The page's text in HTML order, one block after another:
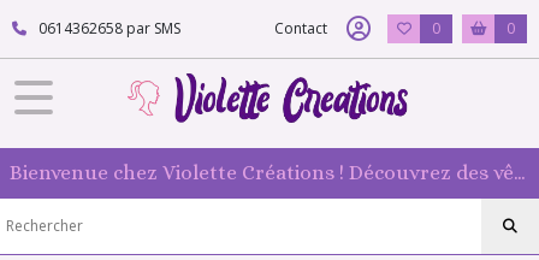
0614362658 par SMS Contact 0 0
Bienvenue chez Violette Créations ! Découvrez des vêtements faits main pour vos poupées mannequin : originaux et 100 % fabriqués en France